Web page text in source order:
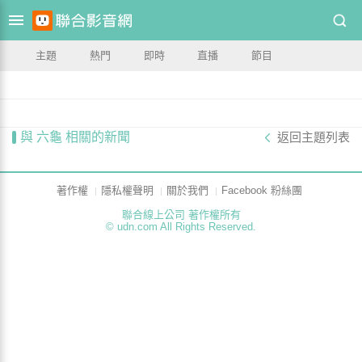
主題 熱門 即時 直播 節目
與 六龜 相關的新聞 返回主題列表
著作權 隱私權聲明 關於我們
Facebook 粉絲團
聯合線上公司 著作權所有
© udn.com All Rights Reserved.